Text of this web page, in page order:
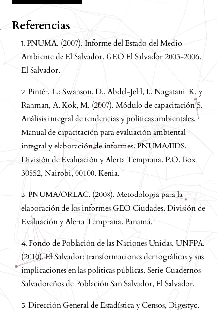
Referencias
PNUMA. (2007). Informe del Estado del Medio
Ambiente de El Salvador. GEO El Salvador 2003-2006.
El Salvador.
Pintér, L.; Swanson, D., Abdel-Jelil, I., Nagatani, K. y
Rahman, A. Kok, M. (2007). Módulo de capacitación 5.
Análisis integral de tendencias y políticas ambientales.
Manual de capacitación para evaluación ambiental
integral y elaboración de informes. PNUMA/IIDS.
División de Evaluación y Alerta Temprana. P.O. Box
30552, Nairobi, 00100. Kenia.
PNUMA/ORLAC. (2008). Metodología para la
elaboración de los informes GEO Ciudades. División de
Evaluación y Alerta Temprana. Panamá.
Fondo de Población de las Naciones Unidas, UNFPA.
(2010). El Salvador: transformaciones demográficas y sus
implicaciones en las políticas públicas. Serie Cuadernos
Salvadoreños de Población San Salvador, El Salvador.
Dirección General de Estadística y Censos, Digestyc.